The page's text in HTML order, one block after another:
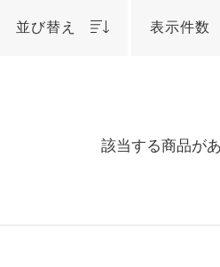
並び替え 表示件数
該当する商品が